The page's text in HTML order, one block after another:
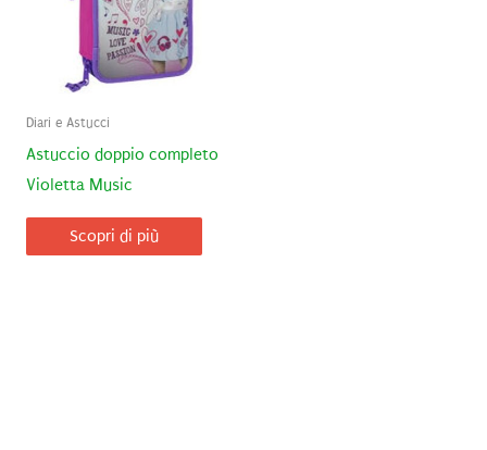
Diari e Astucci
Astuccio doppio completo
Violetta Music
Scopri di più